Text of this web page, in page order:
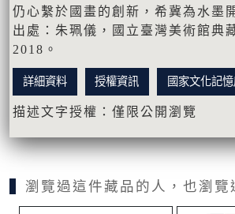
仍⼼繫於國畫的創新，希冀為⽔墨
出處：朱珮儀，國立臺灣美術館典
2018。
詳細資料 授權資訊 國家文化記
描述文字授權：僅限公開瀏覽
瀏覽過這件藏品的人，也瀏覽